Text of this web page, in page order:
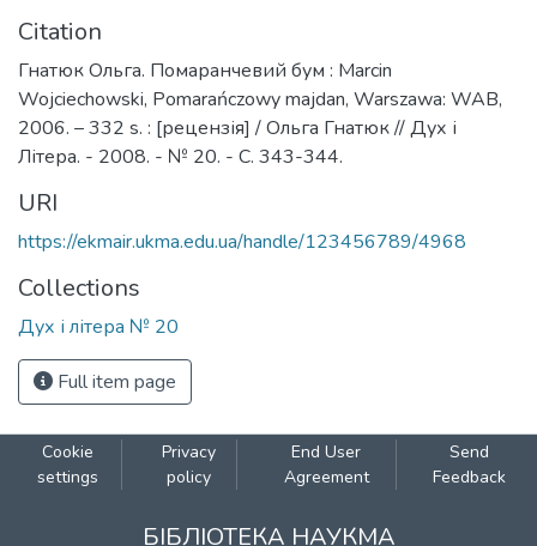
Citation
Гнатюк Ольга. Помаранчевий бум : Marcin
Wojciechowski, Pomarańczowy majdan, Warszawa: WAB,
2006. – 332 s. : [рецензія] / Ольга Гнатюк // Дух і
Літера. - 2008. - № 20. - С. 343-344.
URI
https://ekmair.ukma.edu.ua/handle/123456789/4968
Collections
Дух і літера № 20
Full item page
Cookie
settings
Privacy
policy
End User
Agreement
Send
Feedback
БІБЛІОТЕКА НАУКМА